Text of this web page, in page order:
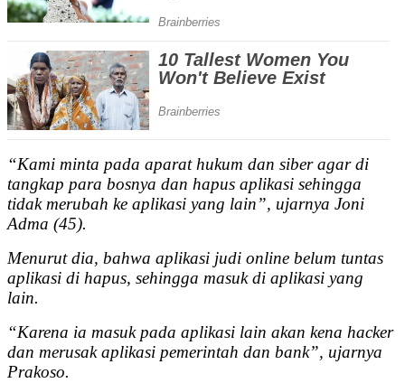
“Kami minta pada aparat hukum dan siber agar di
tangkap para bosnya dan hapus aplikasi sehingga
tidak merubah ke aplikasi yang lain”, ujarnya Joni
Adma (45).
Menurut dia, bahwa aplikasi judi online belum tuntas
aplikasi di hapus, sehingga masuk di aplikasi yang
lain.
“Karena ia masuk pada aplikasi lain akan kena hacker
dan merusak aplikasi pemerintah dan bank”, ujarnya
Prakoso.